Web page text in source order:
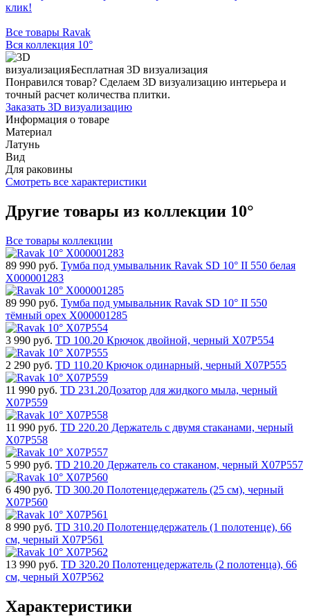
клик!
Все товары Ravak
Вся коллекция 10°
Бесплатная 3D визуализация
Понравился товар? Сделаем 3D визуализацию интерьера и
точный расчет количества плитки.
Заказать 3D визуализацию
Информация о товаре
Материал
Латунь
Вид
Для раковины
Смотреть все характеристики
Другие товары из коллекции 10°
Все товары коллекции
89 990 руб. Тумба под умывальник Ravak SD 10° II 550 белая
X000001283
89 990 руб. Тумба под умывальник Ravak SD 10° II 550
тёмный орех X000001285
3 990 руб. TD 100.20 Крючок двойной, черный X07P554
2 290 руб. TD 110.20 Крючок одинарный, черный X07P555
11 990 руб. TD 231.20Дозатор для жидкого мыла, черный
X07P559
11 990 руб. TD 220.20 Держатель с двумя стаканами, черный
X07P558
5 990 руб. TD 210.20 Держатель со стаканом, черный X07P557
6 490 руб. TD 300.20 Полотенцедержатель (25 см), черный
X07P560
8 990 руб. TD 310.20 Полотенцедержатель (1 полотенце), 66
см, черный X07P561
13 990 руб. TD 320.20 Полотенцедержатель (2 полотенца), 66
см, черный X07P562
Характеристики